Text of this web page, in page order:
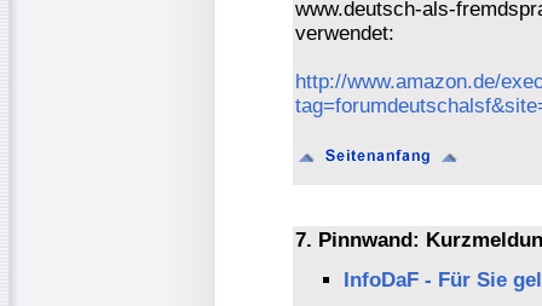
www.deutsch-als-
verwendet:
http://www.amazon.de/
7. Pinnwand:
InfoDaF - Für Sie